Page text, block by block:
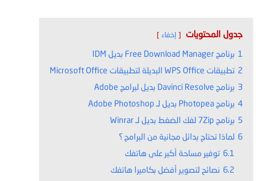
جدول المحتويات إخفاء
1 برنامج Free Download Manager بديل IDM
2 تطبيقات WPS Office البديلة لتطبيقات Microsoft Office
3 برنامج Davinci Resolve بديل لبرامج Adobe
4 برنامج Photopea بديل لـ Adobe Photoshop
5 برنامج 7Zip لفك الضغط بديل لـ Winrar
6 لماذا تحتاج بدائل مجانية من البرامج ؟
6.1 توفير مساحة أكبر على هاتفك
6.2 نصائح لتصوير أفضل بكاميرا هاتفك